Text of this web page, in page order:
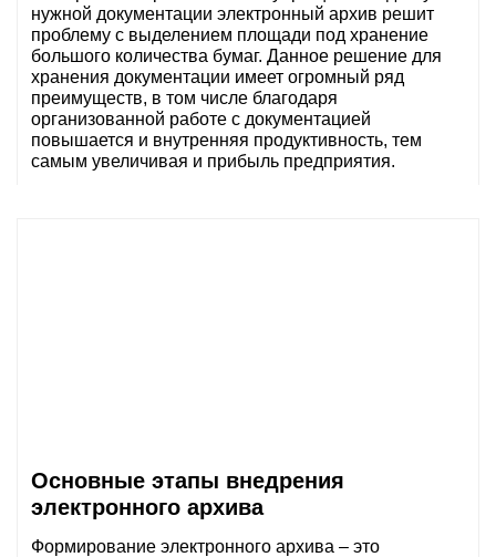
нужной документации электронный архив решит
проблему с выделением площади под хранение
большого количества бумаг. Данное решение для
хранения документации имеет огромный ряд
преимуществ, в том числе благодаря
организованной работе с документацией
повышается и внутренняя продуктивность, тем
самым увеличивая и прибыль предприятия.
Основные этапы внедрения
электронного архива
Формирование электронного архива – это